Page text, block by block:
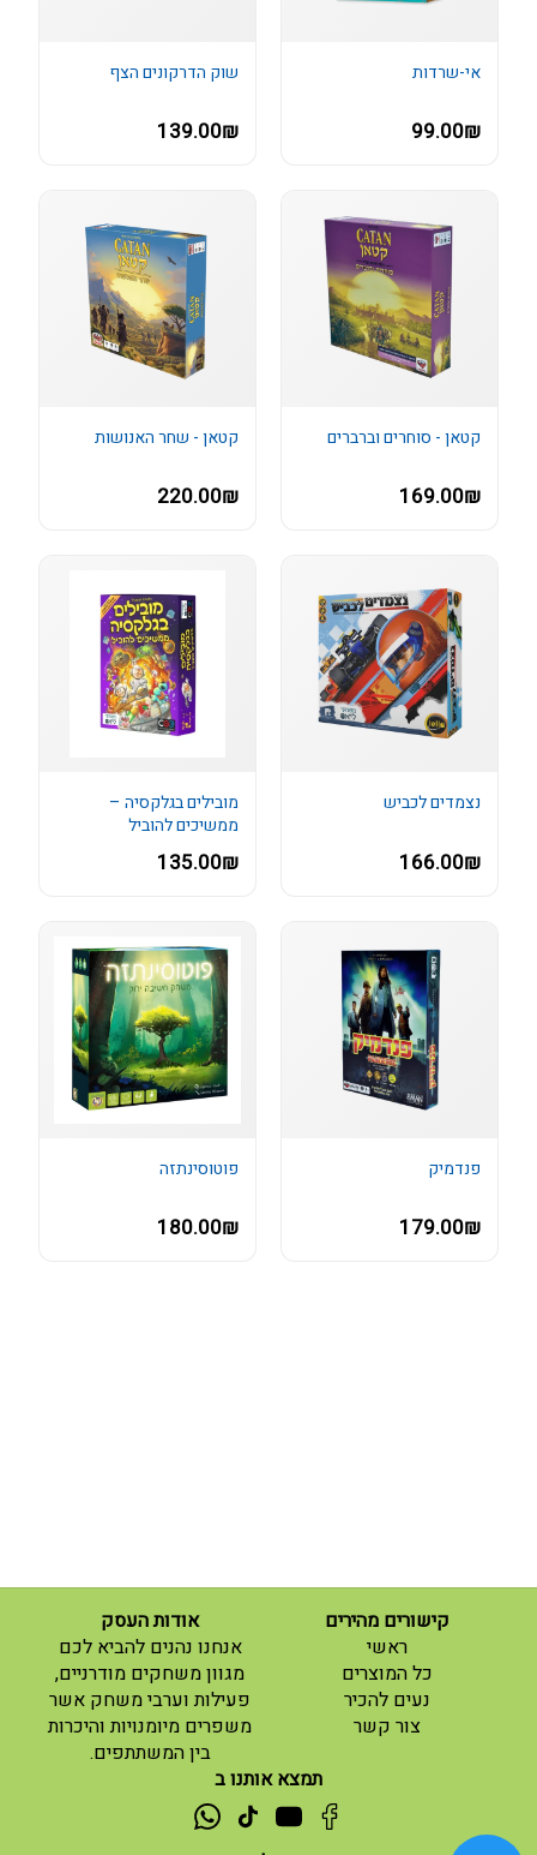
אי-שרדות
99.00₪
שוק הדרקונים הצף
139.00₪
קטאן - סוחרים וברברים
169.00₪
קטאן - שחר האנושות
220.00₪
נצמדים לכביש
166.00₪
מובילים בגלקסיה –
ממשיכים להוביל
135.00₪
פנדמיק
179.00₪
פוטוסינתזה
180.00₪
קישורים מהירים
ראשי
(current)
כל המוצרים
נעים להכיר
צור קשר
(current)
אודות העסק
אנחנו נהנים להביא לכם
מגוון משחקים מודרניים,
פעילות וערבי משחק אשר
משפרים מיומנויות והיכרות
בין המשתתפים.
תמצא אותנו ב